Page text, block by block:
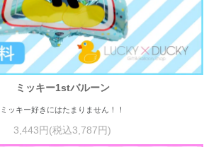
ミッキー1stバルーン
ミッキー好きにはたまりません！！
3,443円(税込3,787円)